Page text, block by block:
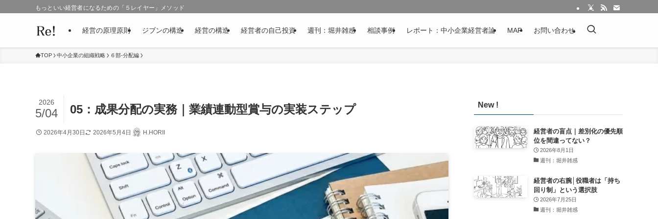
もっといい経営者になるための「５レイヤー」メソッド
経営の原理原則 ジブンの構造 経営の構造 経営者の自己投資 週刊：堀井雑感 相談事例 レポート：中小企業経営者論 MAP お問い合わせ
TOP 中小企業の組織戦略 ６部-分配編
05：成果分配の実務｜業績連動型賞与の実装ステップ
2026
5/04
2026年4月30日 2026年5月4日 H.HORII
New !
経営者の盲点｜差別化の優先順
位を間違ってない？
2026年8月1日
週刊：堀井雑感
経営者の右腕│役職者は「持ち
回り制」という選択肢
2026年7月25日
週刊：堀井雑感